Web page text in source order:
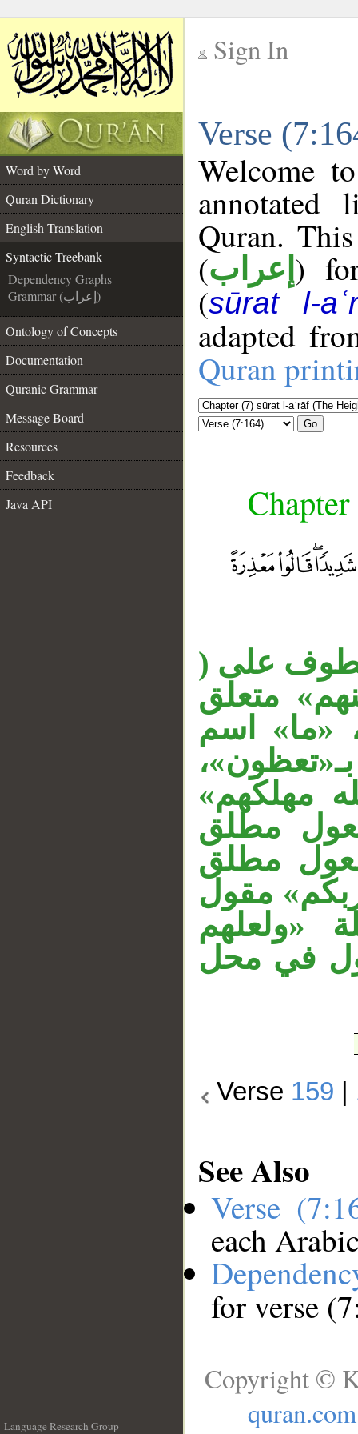
Sign In
Verse
Word by Word
Quran Dictionary
English Translation
Syntactic Treebank
Dependency Graphs
Grammar (إعراب)
Ontology of Concepts
Documentation
Quranic Grammar
Message Board
Resources
Feedback
Java API
Welcome
annotated
Quran.
(إعراب )
(sūrat l-
adapted
Quran
Go
على (
«منهم» متعلق
«ما» اسم
مهلكهم»
مطلق
مطلق
مقول
«ولعلهم
في محل
Verse 159
See Also
Verse
each
for verse
Language Research Group
Copyright ©
quran.com